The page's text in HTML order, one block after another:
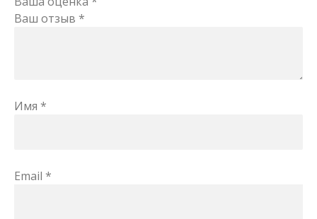
Ваш отзыв *
Имя *
Email *